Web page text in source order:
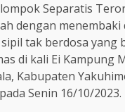
Separatis
dengan menembaki
tak berdosa yang
di kali Ei Kampung
Kabupaten
Senin 16/10/2023.